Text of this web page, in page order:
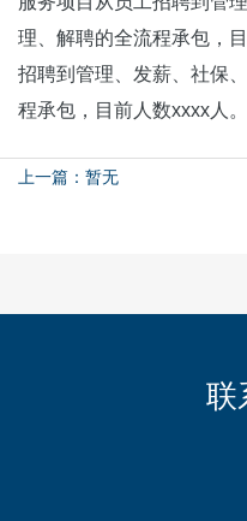
理、解聘的全流程承包，
招聘到管理、发薪、社保
程承包，目前人数xxxx人。
上一篇：暂无
联